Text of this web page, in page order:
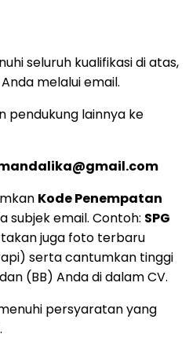
seluruh kualifikasi di atas,
melalui email.
pendukung lainnya ke
Kode Penempatan
subjek email. Contoh: SPG
juga foto terbaru
serta cantumkan tinggi
(BB) Anda di dalam CV.
persyaratan yang